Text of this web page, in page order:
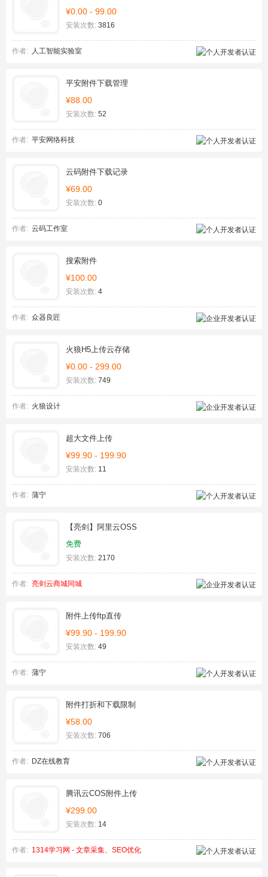
¥0.00 - 99.00
安装次数: 3816
作者: 人工智能实验室
平安附件下载管理
¥88.00
安装次数: 52
作者: 平安网络科技
云码附件下载记录
¥69.00
安装次数: 0
作者: 云码工作室
搜索附件
¥100.00
安装次数: 4
作者: 众器良匠
火狼H5上传云存储
¥0.00 - 299.00
安装次数: 749
作者: 火狼设计
超大文件上传
¥99.90 - 199.90
安装次数: 11
作者: 蒲宁
【亮剑】阿里云OSS
免费
安装次数: 2170
作者: 亮剑云商城同城
附件上传ftp直传
¥99.90 - 199.90
安装次数: 49
作者: 蒲宁
附件打折和下载限制
¥58.00
安装次数: 706
作者: DZ在线教育
腾讯云COS附件上传
¥299.00
安装次数: 14
作者: 1314学习网 - 文章采集、SEO优化